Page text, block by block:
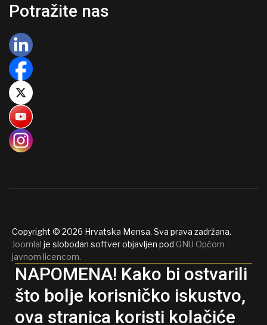
Potražite nas
Copyright © 2026 Hrvatska Mensa. Sva prava zadržana.
Joomla! je slobodan softver objavljen pod GNU Općom
javnom licencom.
NAPOMENA! Kako bi ostvarili
što bolje korisničko iskustvo,
ova stranica koristi kolačiće